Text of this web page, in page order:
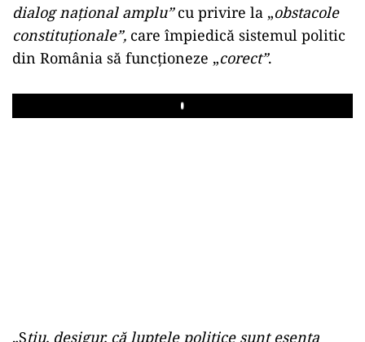
dialog naţional amplu”cu privire la „obstacole
constituţionale”, care împiedică sistemul politic
din România să funcţioneze „corect”.
Play
„Ştiu, desigur, că luptele politice sunt esenţa